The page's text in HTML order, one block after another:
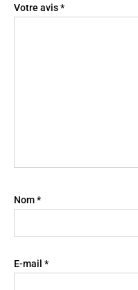
Votre avis*
Nom*
E-mail *